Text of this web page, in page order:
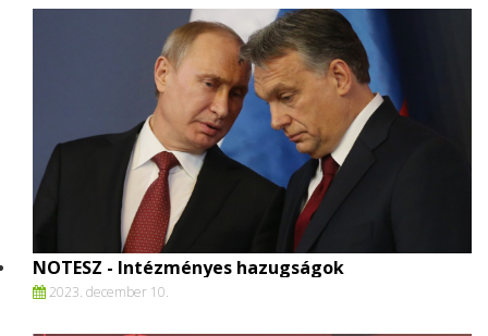
NOTESZ - Intézményes hazugságok
2023. december 10.